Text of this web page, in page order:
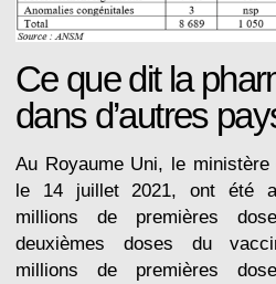
Ce que dit la
dans d’autres
Au Royaume Uni, le ministère
le 14 juillet 2021, ont été
millions de premières
deuxièmes doses du
millions de premières